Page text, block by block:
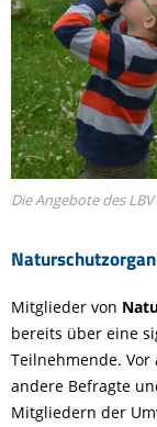
Die Angebote des
Mitglieder von
bereits über eine
Teilnehmende. Vor
andere Befragte
Mitgliedern der